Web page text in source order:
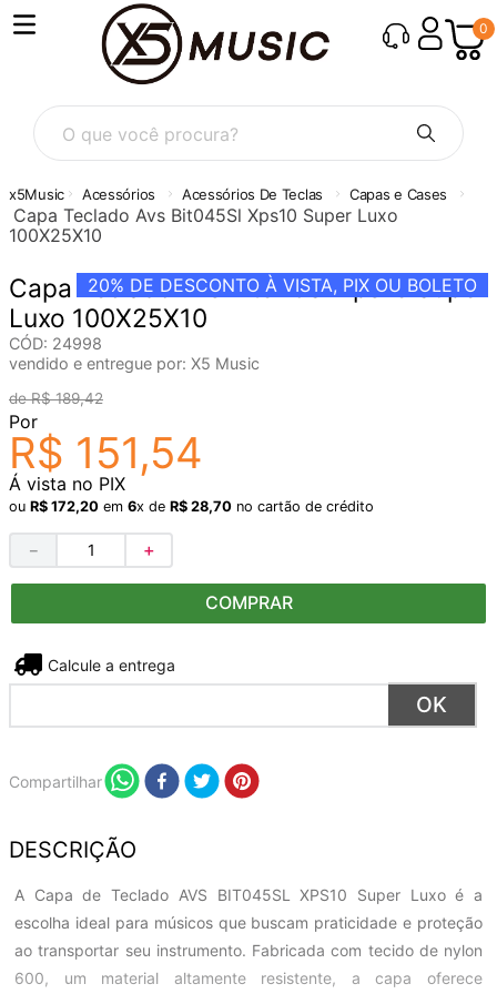
0
O que você procura?
Acessórios Acessórios De Teclas Capas e Cases
Capa Teclado Avs Bit045Sl Xps10 Super Luxo
100X25X10
20% DE DESCONTO À VISTA, PIX OU BOLETO
Capa Teclado Avs Bit045Sl Xps10 Super
Luxo 100X25X10
CÓD: 24998
vendido e entregue por: X5 Music
R$ 189,42
Por
R$ 151,54
Á vista no PIX
ou R$ 172,20 em 6x de R$ 28,70 no cartão de crédito
＋
－
COMPRAR
Não sei meu CEP
Compartilhar
DESCRIÇÃO
A Capa de Teclado AVS BIT045SL XPS10 Super Luxo é a
escolha ideal para músicos que buscam praticidade e proteção
ao transportar seu instrumento. Fabricada com tecido de nylon
600, um material altamente resistente, a capa oferece